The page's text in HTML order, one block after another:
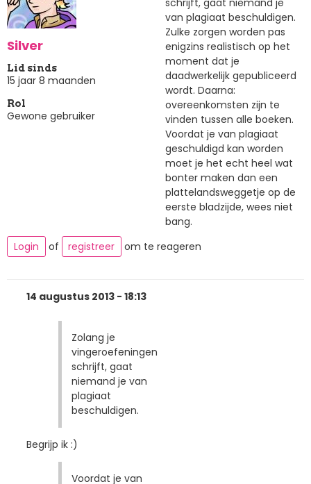
Silver
Lid sinds
15 jaar 8 maanden
Rol
Gewone gebruiker
van plagiaat beschuldigen.
Zulke zorgen worden pas
enigzins realistisch op het
moment dat je
daadwerkelijk gepubliceerd
wordt. Daarna:
overeenkomsten zijn te
vinden tussen alle boeken.
Voordat je van plagiaat
geschuldigd kan worden
moet je het echt heel wat
bonter maken dan een
plattelandsweggetje op de
eerste bladzijde, wees niet
bang.
Login
of registreer om te reageren
14 augustus 2013 - 18:13
Zolang je
vingeroefeningen
schrijft, gaat
niemand je van
plagiaat
beschuldigen.
Begrijp ik :)
Voordat je van